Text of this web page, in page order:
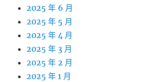
2025 年 6 月
2025 年 5 月
2025 年 4 月
2025 年 3 月
2025 年 2 月
2025 年 1 月